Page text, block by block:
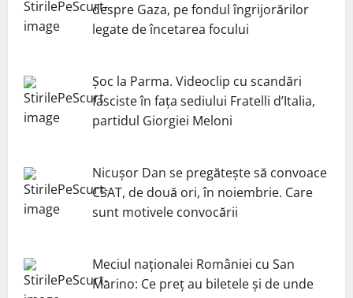
despre Gaza, pe fondul îngrijorărilor
legate de încetarea focului
Șoc la Parma. Videoclip cu scandări
fasciste în fața sediului Fratelli d’Italia,
partidul Giorgiei Meloni
Nicuşor Dan se pregăteşte să convoace
CSAT, de două ori, în noiembrie. Care
sunt motivele convocării
Meciul naționalei României cu San
Marino: Ce preț au biletele și de unde